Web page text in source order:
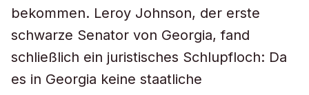
bekommen. Leroy Johnson, der erste
schwarze Senator von Georgia, fand
schließlich ein juristisches Schlupfloch: Da
es in Georgia keine staatliche